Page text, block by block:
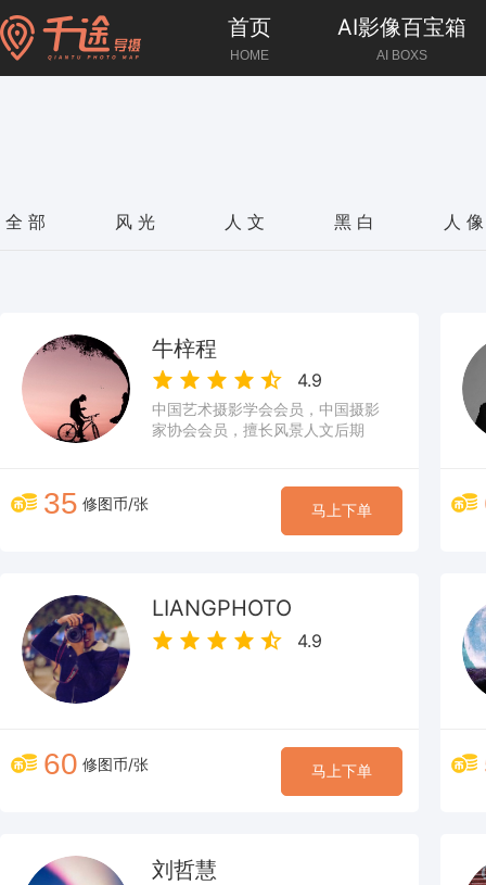
首页
HOME
AI影像百宝箱
AI BOXS
全部 风光 人文 黑白 人
牛梓程
4.9
中国艺术摄影学会会员，中国摄影
家协会会员，擅长风景人文后期
35 修图币/张 马上下单
LIANGPHOTO
4.9
60 修图币/张 马上下单
刘哲慧